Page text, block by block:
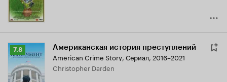
Рейтинг
Кинопоиска
7.8
7.8 Американская история преступлений
American Crime Story, Сериал, 2016–2021
Christopher Darden